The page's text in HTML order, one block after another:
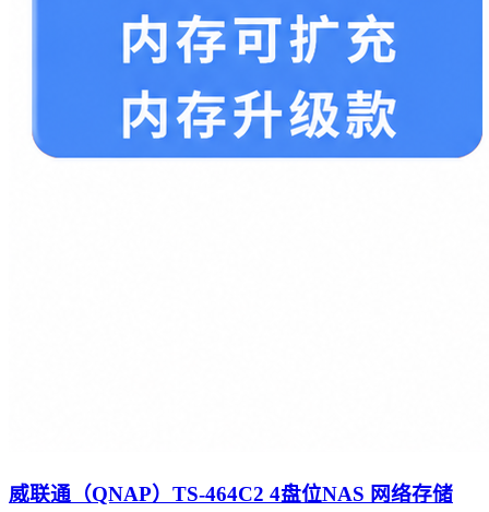
威联通（QNAP）TS-464C2 4盘位NAS 网络存储